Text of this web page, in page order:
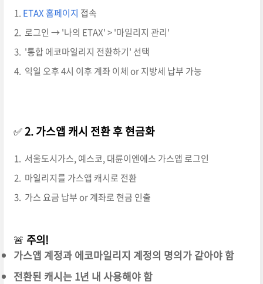
ETAX 홈페이지 접속
로그인 → '나의 ETAX' > '마일리지 관리'
'통합 에코마일리지 전환하기' 선택
익일 오후 4시 이후 계좌 이체 or 지방세 납부 가능
✅2. 가스앱 캐시 전환 후 현금화
서울도시가스, 예스코, 대륜이엔에스 가스앱 로그인
마일리지를 가스앱 캐시로 전환
가스 요금 납부 or 계좌로 현금 인출
🚨 주의!
가스앱 계정과 에코마일리지 계정의 명의가 같아야 함
전환된 캐시는 1년 내 사용해야 함